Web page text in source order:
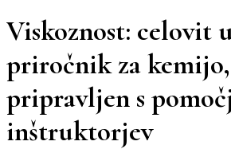
Viskoznost: celovit
priročnik za kemijo,
pripravljen s
inštruktorjev